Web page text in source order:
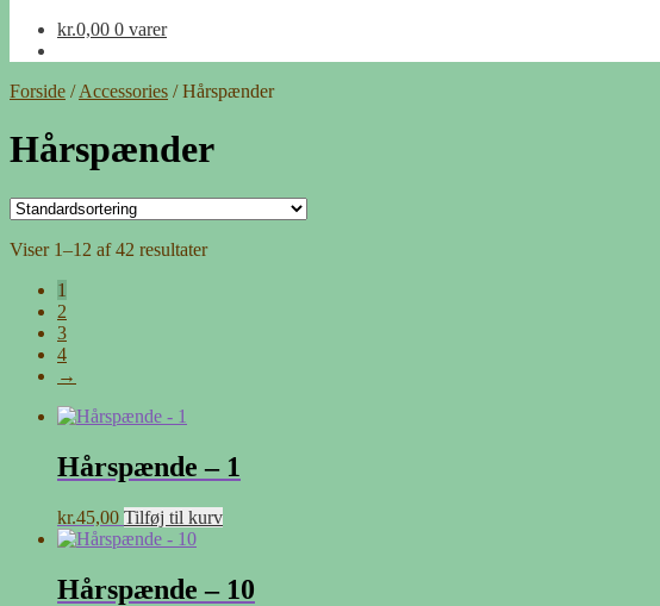
kr.0,00 0 varer
Forside /Accessories /Hårspænder
Hårspænder
Viser 1–12 af 42 resultater
1
2
3
4
→
Hårspænde – 1
kr.45,00 Tilføj til kurv
Hårspænde – 10